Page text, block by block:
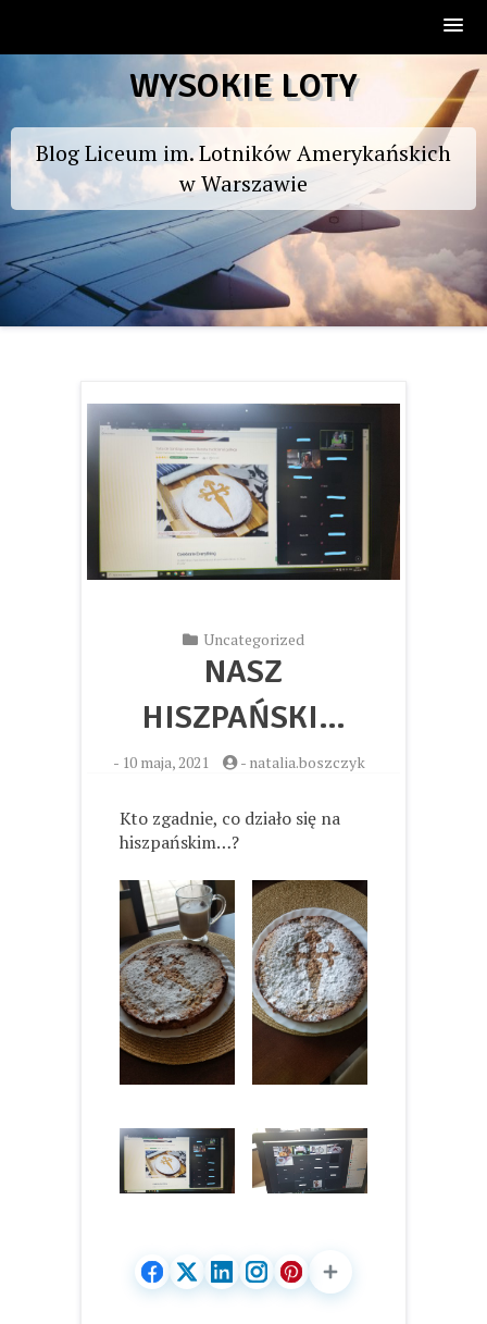
to
WYSOKIE LOTY
Blog Liceum im. Lotników Amerykańskich
w Warszawie
Uncategorized
NASZ
HISZPAŃSKI…
- 10 maja, 2021 - natalia.boszczyk
Kto zgadnie, co działo się na
hiszpańskim…?